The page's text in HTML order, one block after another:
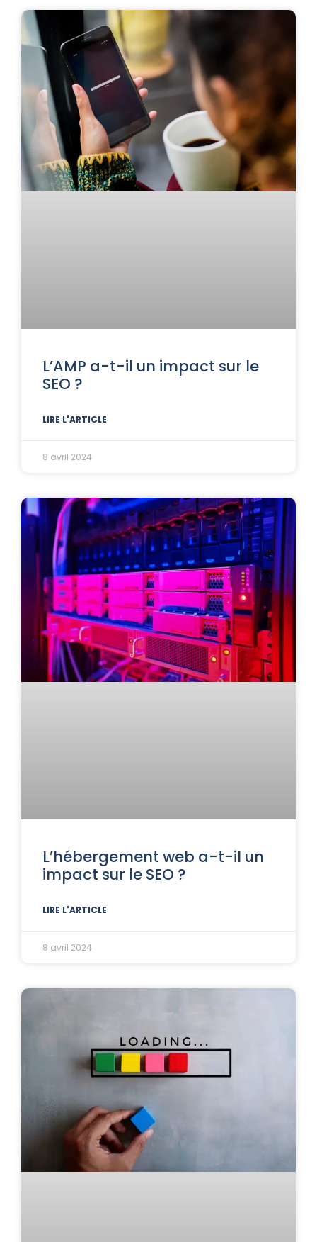
L’AMP a-t-il un impact sur le
SEO ?
LIRE L'ARTICLE
8 avril 2024
L’hébergement web a-t-il un
impact sur le SEO ?
LIRE L'ARTICLE
8 avril 2024